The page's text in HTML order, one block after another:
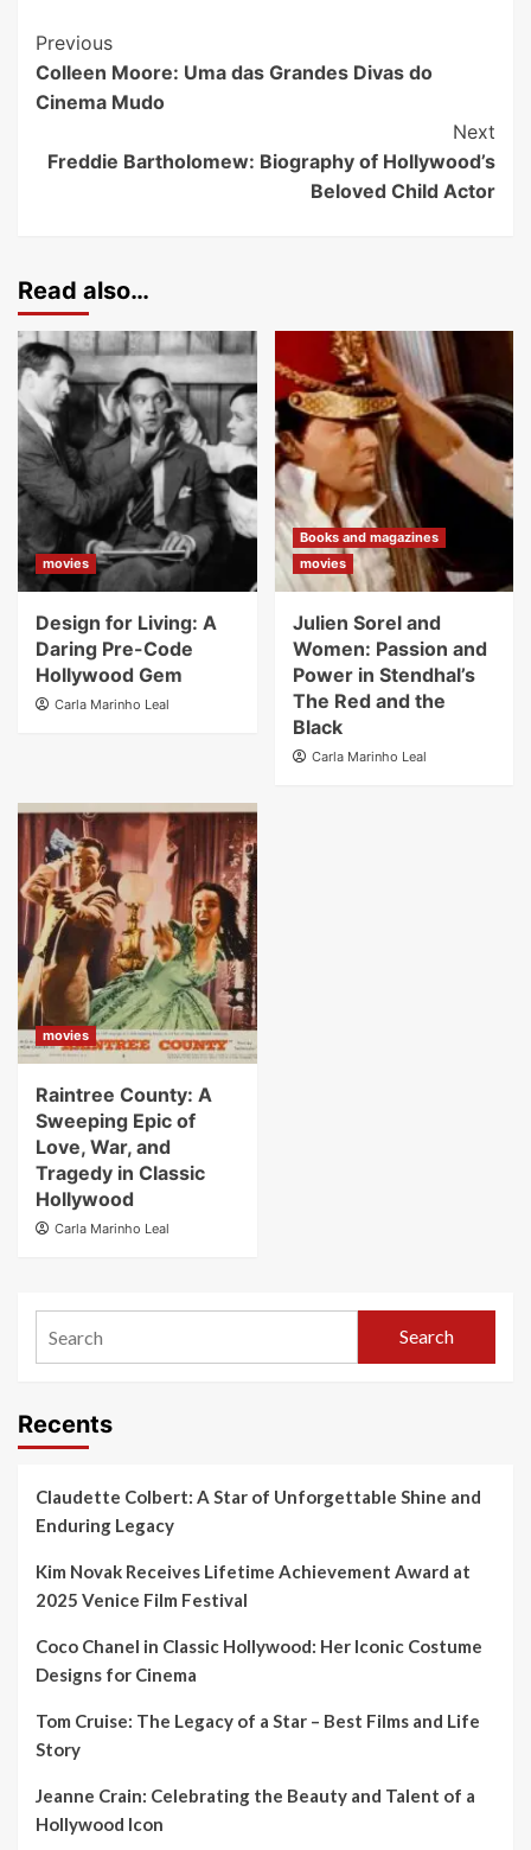
Previous
Colleen Moore: Uma das Grandes Divas do
Cinema Mudo
Next
Freddie Bartholomew: Biography of Hollywood’s
Beloved Child Actor
Read also…
movies
Design for Living: A
Daring Pre-Code
Hollywood Gem
Carla Marinho Leal
Books and magazines
movies
Julien Sorel and
Women: Passion and
Power in Stendhal’s
The Red and the
Black
Carla Marinho Leal
movies
Raintree County: A
Sweeping Epic of
Love, War, and
Tragedy in Classic
Hollywood
Carla Marinho Leal
Search
Recents
Claudette Colbert: A Star of Unforgettable Shine and
Enduring Legacy
Kim Novak Receives Lifetime Achievement Award at
2025 Venice Film Festival
Coco Chanel in Classic Hollywood: Her Iconic Costume
Designs for Cinema
Tom Cruise: The Legacy of a Star – Best Films and Life
Story
Jeanne Crain: Celebrating the Beauty and Talent of a
Hollywood Icon